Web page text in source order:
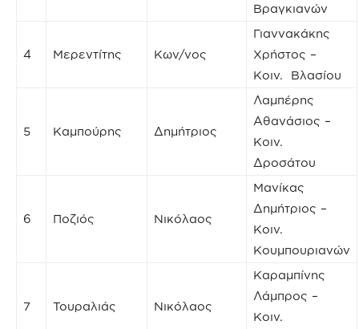
Βραγκιανών
4 Μερεντίτης Κων/νος
Γιαννακάκης
Χρήστος –
Κοιν. Βλασίου
5 Καμπούρης Δημήτριος
Λαμπέρης
Αθανάσιος –
Κοιν.
Δροσάτου
6 Ποζιός Νικόλαος
Μανίκας
Δημήτριος –
Κοιν.
Κουμπουριανών
7 Τουραλιάς Νικόλαος
Καραμπίνης
Λάμπρος –
Κοιν.